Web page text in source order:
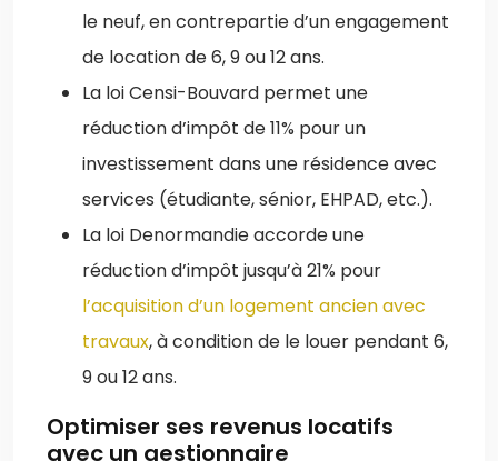
le neuf, en contrepartie d’un engagement
de location de 6, 9 ou 12 ans.
La loi Censi-Bouvard permet une
réduction d’impôt de 11% pour un
investissement dans une résidence avec
services (étudiante, sénior, EHPAD, etc.).
La loi Denormandie accorde une
réduction d’impôt jusqu’à 21% pour
l’acquisition d’un logement ancien avec
travaux, à condition de le louer pendant 6,
9 ou 12 ans.
Optimiser ses revenus locatifs
avec un gestionnaire